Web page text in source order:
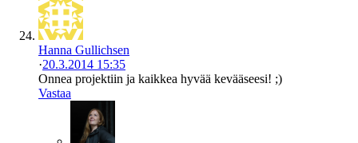
Hanna Gullichsen
·20.3.2014 15:35
Onnea projektiin ja kaikkea hyvää kevääseesi! ;)
Vastaa